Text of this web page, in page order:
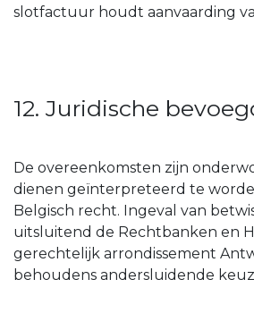
slotfactuur houdt aanvaarding
12. Juridische
De overeenkomsten zijn
dienen geïnterpreteerd te
Belgisch recht. Ingeval van
uitsluitend de Rechtbanken en
gerechtelijk arrondissement
behoudens andersluidende